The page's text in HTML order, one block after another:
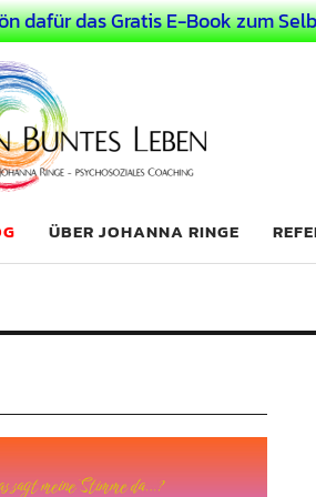
dafür das Gratis E-Book zum
ÜBER JOHANNA RINGE